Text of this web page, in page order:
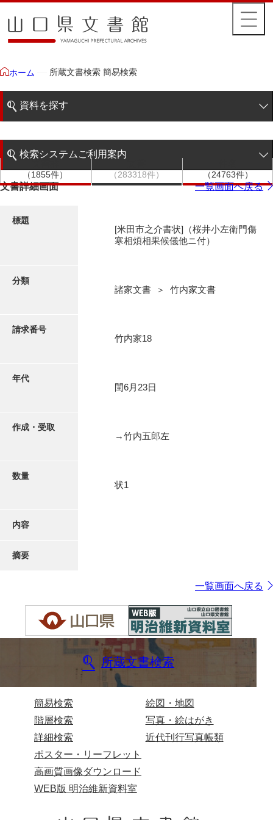
ホーム 所蔵文書検索 簡易検索
資料を探す
階層検索
写真・絵はがき
検索システムご利用案内
検索システムの利用について
（1855件）
（283318件）
（24763件）
文書詳細画面 一覧画面へ戻る
標題
[米田市之介書状]（桜井小左衛門傷
寒相煩相果候儀他ニ付）
分類
諸家文書 ＞ 竹内家文書
請求番号
竹内家18
年代
閏6月23日
作成・受取
→竹内五郎左
数量
状1
内容
摘要
一覧画面へ戻る
所蔵文書検索
簡易検索
階層検索
詳細検索
絵図・地図
写真・絵はがき
近代刊行写真帳類
ポスター・リーフレット
高画質画像ダウンロード
WEB版 明治維新資料室